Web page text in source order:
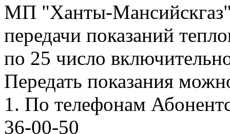
МП "Ханты-Мансийскгаз"
передачи показаний
по 25 число
Передать показания
1. По телефонам
36-00-50